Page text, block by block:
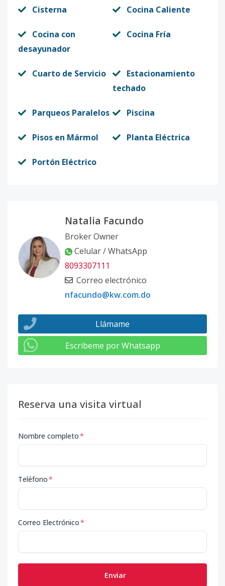
Cisterna Cocina Caliente
Cocina con
desayunador
Cocina Fría
Cuarto de Servicio
Estacionamiento
techado
Parqueos Paralelos Piscina
Pisos en Mármol Planta Eléctrica
Portón Eléctrico
Natalia Facundo
Broker Owner
Celular / WhatsApp
8093307111
Correo electrónico
nfacundo@kw.com.do
Llámame
Escribeme por Whatsapp
Reserva una visita virtual
Nombre completo*
Teléfono*
Correo Electrónico*
Enviar